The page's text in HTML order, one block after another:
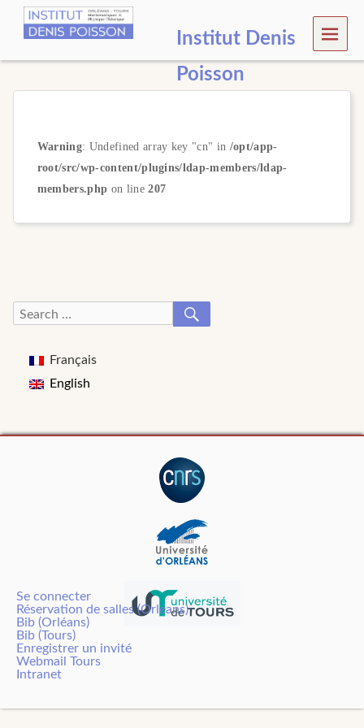
Institut Denis
Poisson
MEN
U
Warning: Undefined array key "cn" in /opt/app-
root/src/wp-content/plugins/ldap-members/ldap-
members.php on line207
Search
Français
English
Se connecter
Réservation de salles (Orléans)
Bib (Orléans)
Bib (Tours)
Enregistrer un invité
Webmail Tours
Intranet